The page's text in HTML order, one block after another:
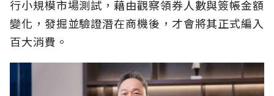
行小規模市場測試，藉由觀察領券人數與簽帳金額
變化，發掘並驗證潛在商機後，才會將其正式編入
百大消費。